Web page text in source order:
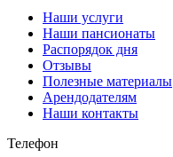
Наши услуги
Наши пансионаты
Распорядок дня
Отзывы
Полезные материалы
Арендодателям
Наши контакты
Телефон